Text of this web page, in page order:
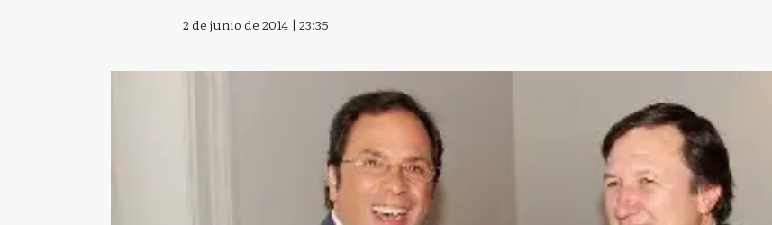
2 de junio de 2014 | 23:35